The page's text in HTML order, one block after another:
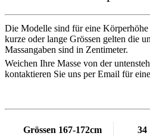
Die Modelle sind für eine
kurze oder lange Grössen gelten die
Massangaben sind in Zentimeter.
Weichen Ihre Masse von der
kontaktieren Sie uns per Email für
Grössen 167-172cm
34